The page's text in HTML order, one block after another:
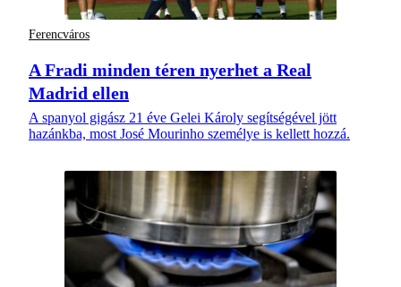
Ferencváros
A Fradi minden téren nyerhet a Real
Madrid ellen
A spanyol gigász 21 éve Gelei Károly segítségével jött
hazánkba, most José Mourinho személye is kellett hozzá.